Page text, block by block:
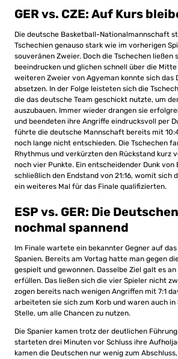
GER vs. CZE: Auf Kurs
Die deutsche Basketball-Nationalmannschaft
Tschechien genauso stark wie im vorherigen
souveränen Zweier. Doch die Tschechen ließen
beeindrucken und glichen schnell über die
weiteren Zweier von Agyeman konnte sich das
absetzen. In der Folge leisteten sich die
die das deutsche Team geschickt nutzte, um
auszubauen. Immer wieder drangen sie
und beendeten ihre Angriffe eindrucksvoll per
führte die deutsche Mannschaft bereits mit
noch lange nicht entschieden. Die Tschechen
Rhythmus und verkürzten den Rückstand kurz
noch vier Punkte. Ein entscheidender Dunk von
schließlich den Endstand von 21:16, womit sich
ein weiteres Mal für das Finale qualifizierten.
ESP vs. GER: Die
nochmal spannend
Im Finale wartete ein bekannter Gegner auf
Spanien. Bereits am Vortag hatte man gegen
gespielt und gewonnen. Dasselbe Ziel galt es an
erfüllen. Das ließen sich die vier Spieler nicht
zogen bereits nach wenigen Angriffen mit 7:1
arbeiteten sie sich zum Korb und waren auch in
Stelle, um alle Chancen zu nutzen.
Die Spanier kamen trotz der deutlichen
starteten drei Minuten vor Schluss ihre
kamen die Deutschen nur wenig zum